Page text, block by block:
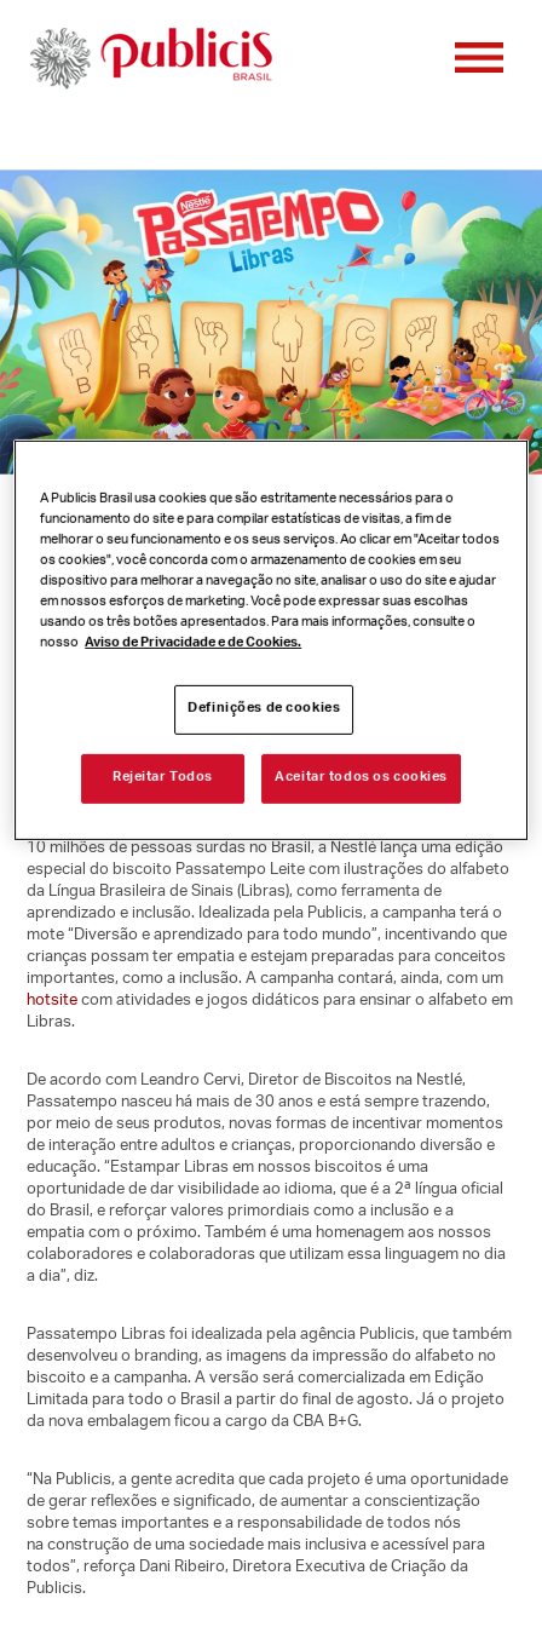
CONTATO
CLIENTES
CASES
VAGAS
NOTÍCIAS
Passatempo
Libras
Biscoito Passatempo lança edição especial trazendo ilustrações
do alfabeto da Língua Brasileira de Sinais
10 milhões de pessoas surdas no Brasil, a Nestlé lança uma edição
especial do biscoito Passatempo Leite com ilustrações do alfabeto
da Língua Brasileira de Sinais (Libras), como ferramenta de
aprendizado e inclusão. Idealizada pela Publicis, a campanha terá o
mote “Diversão e aprendizado para todo mundo”, incentivando que
crianças possam ter empatia e estejam preparadas para conceitos
importantes, como a inclusão. A campanha contará, ainda, com um
hotsitecom atividades e jogos didáticos para ensinar o alfabeto em
Libras.
De acordo com Leandro Cervi, Diretor de Biscoitos na Nestlé,
Passatempo nasceu há mais de 30 anos e está sempre trazendo,
por meio de seus produtos, novas formas de incentivar momentos
de interação entre adultos e crianças, proporcionando diversão e
educação. “Estampar Libras em nossos biscoitos é uma
oportunidade de dar visibilidade ao idioma, que é a 2ª língua oficial
do Brasil, e reforçar valores primordiais como a inclusão e a
empatia com o próximo. Também é uma homenagem aos nossos
colaboradores e colaboradoras que utilizam essa linguagem no dia
a dia”, diz.
Passatempo Libras foi idealizada pela agência Publicis, que também
desenvolveu o branding, as imagens da impressão do alfabeto no
biscoito e a campanha. A versão será comercializada em Edição
Limitada para todo o Brasil a partir do final de agosto. Já o projeto
da nova embalagem ficou a cargo da CBA B+G.
“Na Publicis, a gente acredita que cada projeto é uma oportunidade
de gerar reflexões e significado, de aumentar a conscientização
sobre temas importantes e a responsabilidade de todos nós
na construção de uma sociedade mais inclusiva e acessível para
todos”, reforça Dani Ribeiro, Diretora Executiva de Criação da
Publicis.
A Publicis Brasil usa cookies que são estritamente necessários para o
funcionamento do site e para compilar estatísticas de visitas, a fim de
melhorar o seu funcionamento e os seus serviços. Ao clicar em "Aceitar todos
os cookies", você concorda com o armazenamento de cookies em seu
dispositivo para melhorar a navegação no site, analisar o uso do site e ajudar
em nossos esforços de marketing. Você pode expressar suas escolhas
usando os três botões apresentados. Para mais informações, consulte o
nosso Aviso de Privacidade e de Cookies.
Definições de cookies
Rejeitar Todos Aceitar todos os cookies